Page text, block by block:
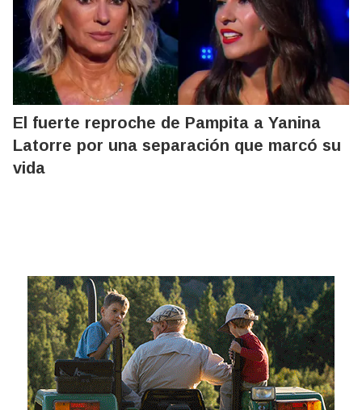
El fuerte reproche de Pampita a Yanina
Latorre por una separación que marcó su
vida